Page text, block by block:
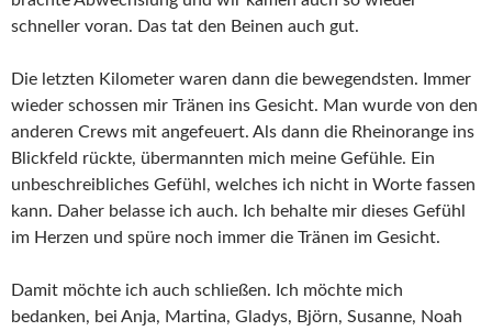
schneller voran. Das tat den Beinen auch gut.
Die letzten Kilometer waren dann die bewegendsten. Immer
wieder schossen mir Tränen ins Gesicht. Man wurde von den
anderen Crews mit angefeuert. Als dann die Rheinorange ins
Blickfeld rückte, übermannten mich meine Gefühle. Ein
unbeschreibliches Gefühl, welches ich nicht in Worte fassen
kann. Daher belasse ich auch. Ich behalte mir dieses Gefühl
im Herzen und spüre noch immer die Tränen im Gesicht.
Damit möchte ich auch schließen. Ich möchte mich
bedanken, bei Anja, Martina, Gladys, Björn, Susanne, Noah